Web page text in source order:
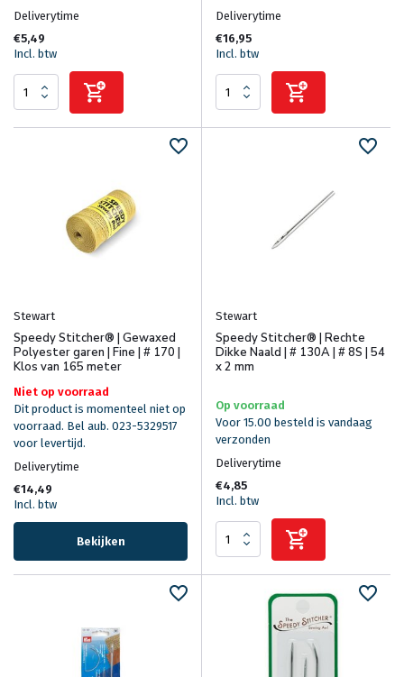
Deliverytime
€5,49
Incl. btw
Deliverytime
€16,95
Incl. btw
Stewart
Speedy Stitcher® | Gewaxed
Polyester garen | Fine | # 170 |
Klos van 165 meter
Niet op voorraad
Dit product is momenteel niet op
voorraad. Bel aub. 023-5329517
voor levertijd.
Deliverytime
€14,49
Incl. btw
Bekijken
Stewart
Speedy Stitcher® | Rechte
Dikke Naald | # 130A | # 8S | 54
x 2 mm
Op voorraad
Voor 15.00 besteld is vandaag
verzonden
Deliverytime
€4,85
Incl. btw